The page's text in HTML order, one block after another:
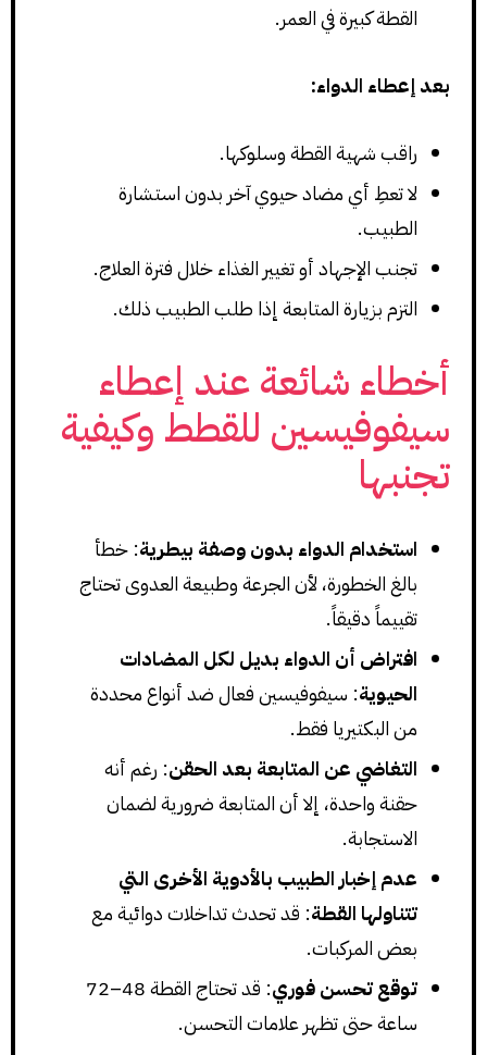
القطة كبيرة في العمر.
بعد إعطاء الدواء:
راقب شهية القطة وسلوكها.
لا تعطِ أي مضاد حيوي آخر بدون استشارة
الطبيب.
تجنب الإجهاد أو تغيير الغذاء خلال فترة العلاج.
التزم بزيارة المتابعة إذا طلب الطبيب ذلك.
أخطاء شائعة عند إعطاء
سيفوفيسين للقطط وكيفية
تجنبها
استخدام الدواء بدون وصفة بيطرية: خطأ
بالغ الخطورة، لأن الجرعة وطبيعة العدوى تحتاج
تقييماً دقيقاً.
افتراض أن الدواء بديل لكل المضادات
الحيوية: سيفوفيسين فعال ضد أنواع محددة
من البكتيريا فقط.
التغاضي عن المتابعة بعد الحقن: رغم أنه
حقنة واحدة، إلا أن المتابعة ضرورية لضمان
الاستجابة.
عدم إخبار الطبيب بالأدوية الأخرى التي
تتناولها القطة: قد تحدث تداخلات دوائية مع
بعض المركبات.
توقع تحسن فوري
: قد تحتاج القطة 48–72
ساعة حتى تظهر علامات التحسن.